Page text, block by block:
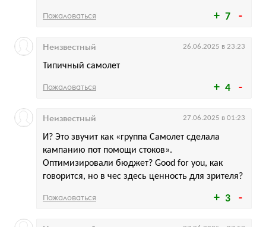
7
Пожаловаться
4
Типичный самолет
Неизвестный 26.06.2025 в 23:23
Пожаловаться
3
И? Это звучит как «группа Самолет сделала
кампанию пот помощи стоков».
Оптимизировали бюджет? Good for you, как
говорится, но в чес здесь ценность для зрителя?
Неизвестный 27.06.2025 в 01:23
Пожаловаться